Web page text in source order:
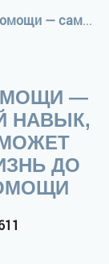
Оказание первой помощи — самый необходимый навык, который реально может спасти человеку жизнь до приезда скорой помощи
—
НАВЫК,
ДО